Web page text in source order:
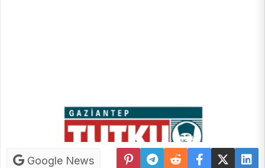
Google News